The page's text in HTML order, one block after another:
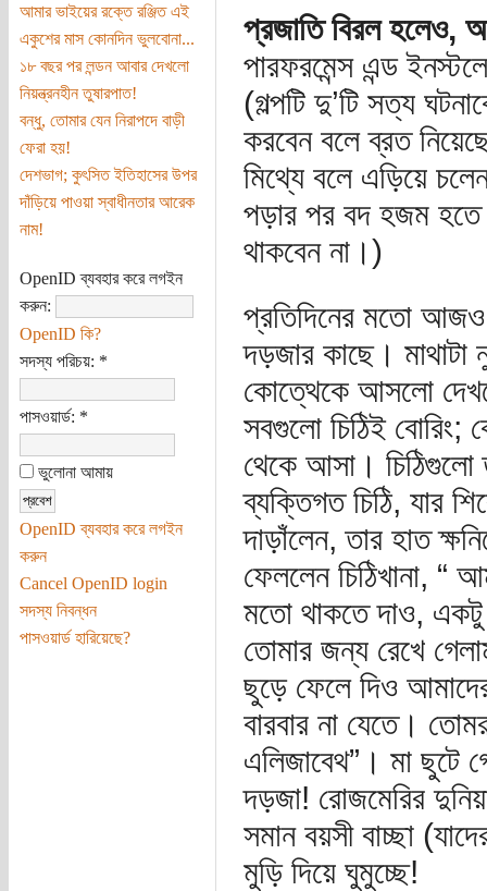
আমার ভাইয়ের রক্তে রঞ্জিত এই
একুশের মাস কোনদিন ভুলবোনা...
১৮ বছর পর লন্ডন আবার দেখলো
নিয়ন্ত্রনহীন তুষারপাত!
বন্ধু, তোমার যেন নিরাপদে বাড়ী
ফেরা হয়!
দেশভাগ; কুৎসিত ইতিহাসের উপর
দাঁড়িয়ে পাওয়া স্বাধীনতার আরেক
নাম!
OpenID ব্যবহার করে লগইন
করুন:
OpenID কি?
সদস্য পরিচয়: *
পাসওয়ার্ড: *
ভুলোনা আমায়
OpenID ব্যবহার করে লগইন
করুন
Cancel OpenID login
সদস্য নিবন্ধন
পাসওয়ার্ড হারিয়েছে?
প্রজাতি বিরল হলেও,
পারফরমেন্স এন্ড
(গল্পটি দু’টি সত্য
করবেন বলে ব্রত
মিথ্যে বলে এড়িয়ে
পড়ার পর বদ হজম হতে
থাকবেন না।)
প্রতিদিনের মতো আজও
দড়জার কাছে। মাথাটা
কোত্থেকে আসলো
সবগুলো চিঠিই বোরিং;
থেকে আসা। চিঠিগুলো
ব্যক্তিগত চিঠি, যার
দাড়াঁলেন, তার হাত
ফেললেন চিঠিখানা, “
মতো থাকতে দাও, একটু
তোমার জন্য রেখে
ছুড়ে ফেলে দিও
বারবার না যেতে।
এলিজাবেথ”। মা ছুটে
দড়জা! রোজমেরির
সমান বয়সী বাচ্ছা
মুড়ি দিয়ে ঘুমুচ্ছে!